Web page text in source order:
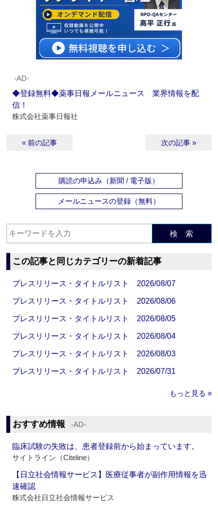
‐AD‐
◆登録無料◆薬事日報メールニュース 業界情報を配
信！
株式会社薬事日報社
« 前の記事 次の記事 »
購読の申込み（新聞 / 電子版）
メールニュースの登録（無料）
検 索
この記事と同じカテゴリーの新着記事
プレスリリース・タイトルリスト 2026/08/07
プレスリリース・タイトルリスト 2026/08/06
プレスリリース・タイトルリスト 2026/08/05
プレスリリース・タイトルリスト 2026/08/04
プレスリリース・タイトルリスト 2026/08/03
プレスリリース・タイトルリスト 2026/07/31
もっと見る »
おすすめ情報 ‐AD‐
臨床試験の失敗は、患者登録前から始まっています。
サイトライン（Citeline）
【日立社会情報サービス】医療従事者が副作用情報を迅
速確認
株式会社日立社会情報サービス